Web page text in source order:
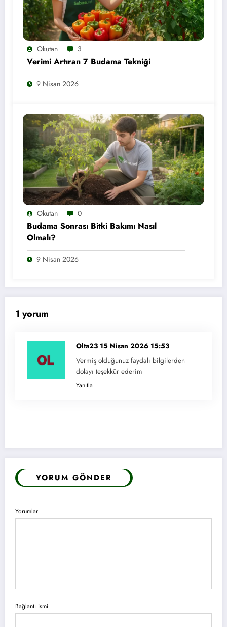
Okutan 3
Verimi Artıran 7 Budama Tekniği
9 Nisan 2026
Okutan 0
Budama Sonrası Bitki Bakımı Nasıl
Olmalı?
9 Nisan 2026
1 yorum
Olta23 15 Nisan 2026 15:53
Vermiş olduğunuz faydalı bilgilerden
dolayı teşekkür ederim
Yanıtla
YORUM GÖNDER
Yorumlar
Bağlantı ismi